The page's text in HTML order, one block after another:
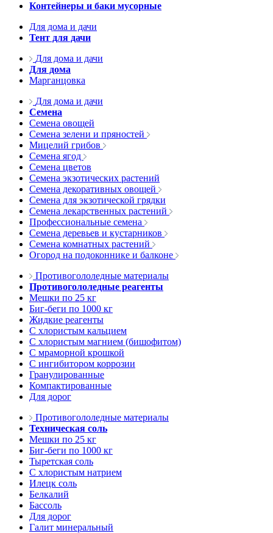
Контейнеры и баки мусорные
Для дома и дачи
Тент для дачи
Для дома и дачи
Для дома
Марганцовка
Для дома и дачи
Семена
Семена овощей
Семена зелени и пряностей
Мицелий грибов
Семена ягод
Семена цветов
Семена экзотических растений
Семена декоративных овощей
Семена для экзотической грядки
Семена лекарственных растений
Профессиональные семена
Семена деревьев и кустарников
Семена комнатных растений
Огород на подоконнике и балконе
Противогололедные материалы
Противогололедные реагенты
Мешки по 25 кг
Биг-беги по 1000 кг
Жидкие реагенты
С хлористым кальцием
С хлористым магнием (бишофитом)
С мраморной крошкой
С ингибитором коррозии
Гранулированные
Компактированные
Для дорог
Противогололедные материалы
Техническая соль
Мешки по 25 кг
Биг-беги по 1000 кг
Тыретская соль
С хлористым натрием
Илецк соль
Белкалий
Бассоль
Для дорог
Галит минеральный